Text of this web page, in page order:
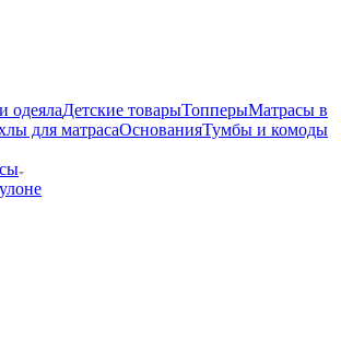
одеялаДетские товарыТопперыМатрасы в
для матрасаОснованияТумбы и комоды